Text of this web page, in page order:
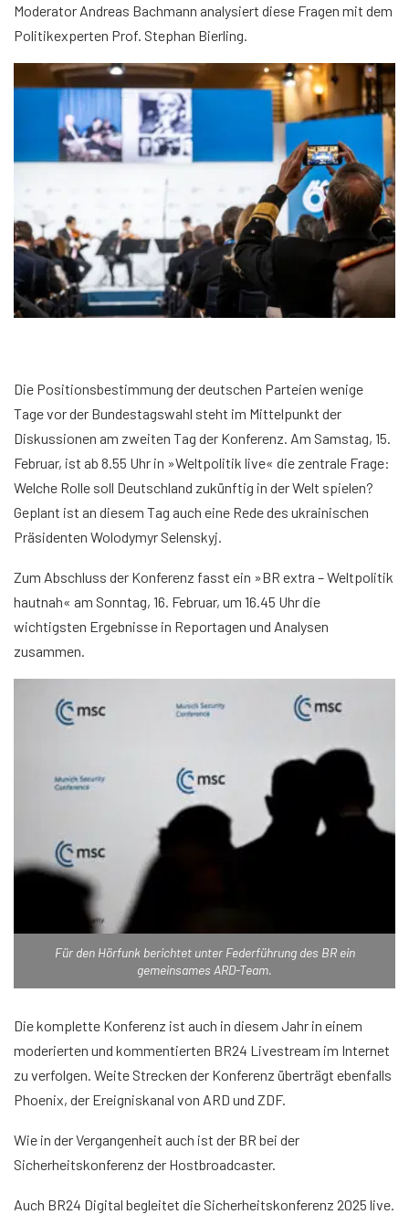
Moderator Andreas Bachmann analysiert diese Fragen mit dem
Politikexperten Prof. Stephan Bierling.
Die Positionsbestimmung der deutschen Parteien wenige
Tage vor der Bundestagswahl steht im Mittelpunkt der
Diskussionen am zweiten Tag der Konferenz. Am Samstag, 15.
Februar, ist ab 8.55 Uhr in »Weltpolitik live« die zentrale Frage:
Welche Rolle soll Deutschland zukünftig in der Welt spielen?
Geplant ist an diesem Tag auch eine Rede des ukrainischen
Präsidenten Wolodymyr Selenskyj.
Zum Abschluss der Konferenz fasst ein »BR extra – Weltpolitik
hautnah« am Sonntag, 16. Februar, um 16.45 Uhr die
wichtigsten Ergebnisse in Reportagen und Analysen
zusammen.
Für den Hörfunk berichtet unter Federführung des BR ein
gemeinsames ARD-Team.
Die komplette Konferenz ist auch in diesem Jahr in einem
moderierten und kommentierten BR24 Livestream im Internet
zu verfolgen. Weite Strecken der Konferenz überträgt ebenfalls
Phoenix, der Ereigniskanal von ARD und ZDF.
Wie in der Vergangenheit auch ist der BR bei der
Sicherheitskonferenz der Hostbroadcaster.
Auch BR24 Digital begleitet die Sicherheitskonferenz 2025 live.